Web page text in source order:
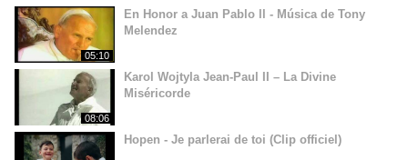
05:10
En Honor a Juan Pablo ll - Música de Tony
Melendez
08:06
Karol Wojtyla Jean-Paul II – La Divine
Miséricorde
Hopen - Je parlerai de toi (Clip officiel)